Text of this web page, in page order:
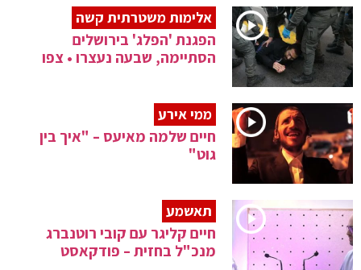
אלימות משטרתית קשה
הפגנת 'הפלג' בירושלים
הסתיימה, שבעה נעצרו • צפו
ממי אירע
חיים שלמה מאיעס – "איך בין
גוט"
תאשמע
חיים קליגר עם קובי רוטנברג
מנכ"ל בחזית – פודקאסט